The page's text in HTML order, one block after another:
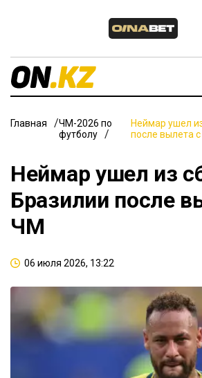
Главная
ЧМ-2026 по
футболу
Неймар ушел
после вылета
Неймар ушел из
Бразилии после
ЧМ
06 июля 2026, 13:22